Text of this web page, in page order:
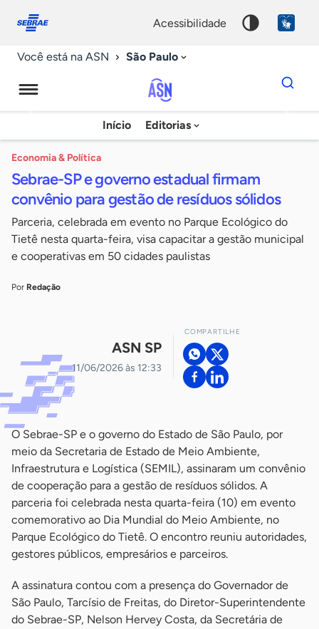
conosco
acessibilidade
Você está na ASN São Paulo
Agência
Sebrae
Notícias
Início Editorias
Dados
para
chave
Economia & Política
Sebrae-SP e governo estadual firmam
convênio para gestão de resíduos sólidos
Parceria, celebrada em evento no Parque Ecológico do
Tietê nesta quarta-feira, visa capacitar a gestão municipal
e cooperativas em 50 cidades paulistas
Por Redação
ASN SP
11/06/2026 às 12:33
COMPARTILHE
O Sebrae-SP e o governo do Estado de São Paulo, por
meio da Secretaria de Estado de Meio Ambiente,
Infraestrutura e Logística (SEMIL), assinaram um convênio
de cooperação para a gestão de resíduos sólidos. A
parceria foi celebrada nesta quarta-feira (10) em evento
comemorativo ao Dia Mundial do Meio Ambiente, no
Parque Ecológico do Tietê. O encontro reuniu autoridades,
gestores públicos, empresários e parceiros.
A assinatura contou com a presença do Governador de
São Paulo, Tarcísio de Freitas, do Diretor-Superintendente
do Sebrae-SP, Nelson Hervey Costa, da Secretária de